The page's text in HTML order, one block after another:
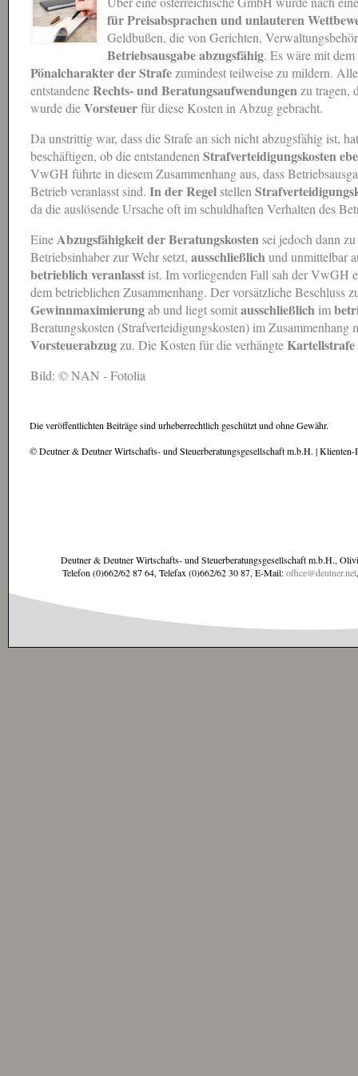
für Preisabsprachen und unlauteren
Geldbußen, die von Gerichten,
Betriebsausgabeabzugsfähig. Es wäre mit
Pönalcharakter der Strafe zumindest teilweise zu mildern.
entstandeneRechts- und Beratungsaufwendungen zu tragen,
wurde dieVorsteuerfür diese Kosten in Abzug gebracht.
Da unstrittig war, dass die Strafe an sich nicht abzugsfähig ist,
beschäftigen, ob die entstandenen Strafverteidigungskosten
VwGH führte in diesem Zusammenhang aus, dass
Betrieb veranlasst sind. In der Regel stellen
da die auslösende Ursache oft im schuldhaften Verhalten des
EineAbzugsfähigkeit der Beratungskosten sei jedoch dann zu
Betriebsinhaber zur Wehr setzt, ausschließlichund unmittelbar
betrieblich veranlasst ist. Im vorliegenden Fall sah der VwGH
dem betrieblichen Zusammenhang. Der vorsätzliche
Gewinnmaximierungab und liegt somitausschließlich im
Beratungskosten (Strafverteidigungskosten) im
Vorsteuerabzug zu. Die Kosten für die verhängteKartellstrafe
Bild: © NAN - Fotolia
Die veröffentlichten Beiträge sind urheberrechtlich geschützt und ohne Gewähr.
© Deutner & Deutner Wirtschafts- und Steuerberatungsgesellschaft m.b.H. |
Deutner & Deutner Wirtschafts- und Steuerberatungsgesellschaft m.b.H.,
Telefon (0)662/62 87 64, Telefax (0)662/62 30 87, E-Mail:office@deutner.net